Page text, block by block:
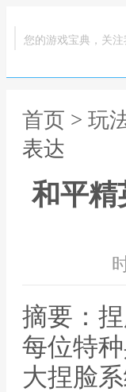
您的游戏宝典，关注
首页 > 玩
表达
和平精
摘要：
每位特
大捏脸